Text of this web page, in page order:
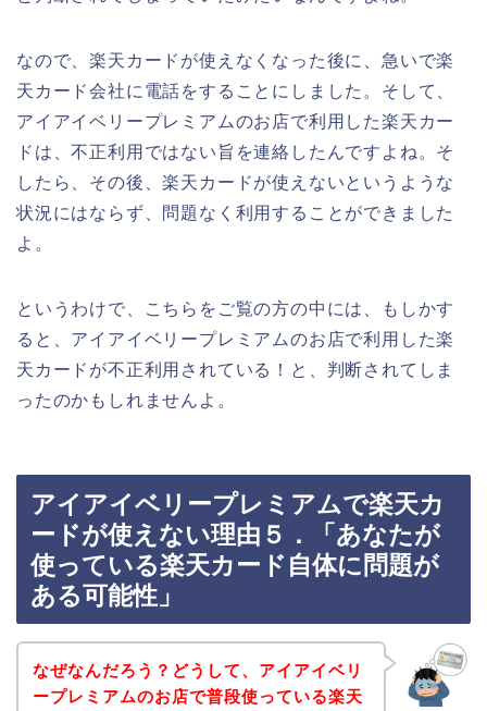
なので、楽天カードが使えなくなった後に、急いで楽
天カード会社に電話をすることにしました。そして、
アイアイベリープレミアムのお店で利用した楽天カー
ドは、不正利用ではない旨を連絡したんですよね。そ
したら、その後、楽天カードが使えないというような
状況にはならず、問題なく利用することができました
よ。
というわけで、こちらをご覧の方の中には、もしかす
ると、アイアイベリープレミアムのお店で利用した楽
天カードが不正利用されている！と、判断されてしま
ったのかもしれませんよ。
アイアイベリープレミアムで楽天カ
ードが使えない理由５．「あなたが
使っている楽天カード自体に問題が
ある可能性」
なぜなんだろう？どうして、アイアイベリ
ープレミアムのお店で普段使っている楽天